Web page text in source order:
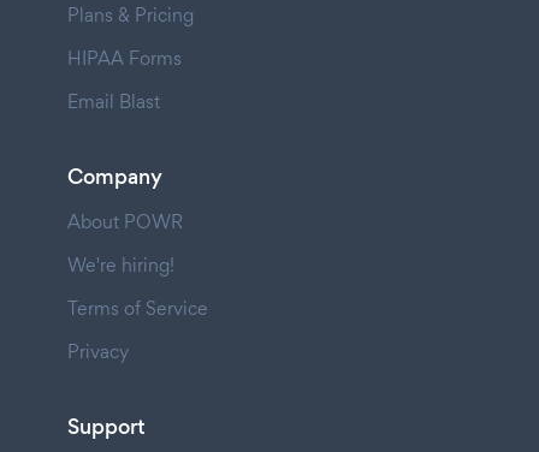
Plans & Pricing
HIPAA Forms
Email Blast
Company
About POWR
We're hiring!
Terms of Service
Privacy
Support